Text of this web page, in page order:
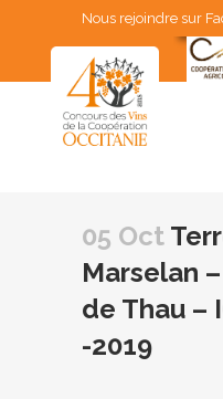
Nous rejoindre sur
05 Oct
Marselan
de Thau –
-2019